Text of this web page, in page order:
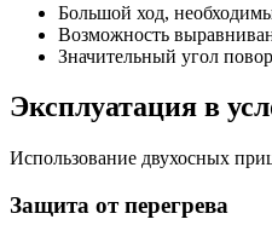
Большой ход,
Возможность
Значительный угол
Эксплуатация в
Использование двухосных
Защита от перегрева